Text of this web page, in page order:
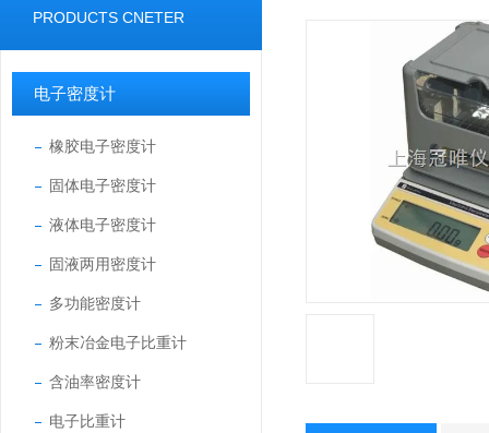
PRODUCTS CNETER
电子密度计
橡胶电子密度计
固体电子密度计
液体电子密度计
固液两用密度计
多功能密度计
粉末冶金电子比重计
含油率密度计
电子比重计